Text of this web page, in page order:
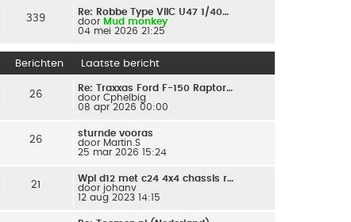
339
Re: Robbe Type VIIC U47 1/40…
door Mud monkey
04 mei 2026 21:25
Berichten Laatste bericht
26
Re: Traxxas Ford F-150 Raptor…
door Cphelbig
08 apr 2026 00:00
26
sturnde vooras
door Martin.S
25 mar 2026 15:24
21
Wpl d12 met c24 4x4 chassis r…
door johanv
12 aug 2023 14:15